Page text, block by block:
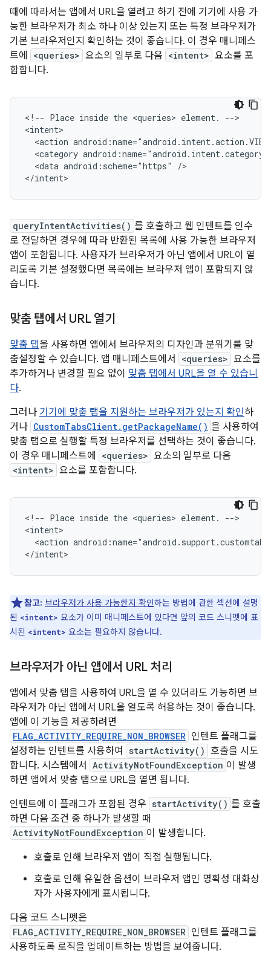
때에 따라서는 앱에서 URL을 열려고 하기 전에 기기에 사용 가
능한 브라우저가 최소 하나 이상 있는지 또는 특정 브라우저가
기본 브라우저인지 확인하는 것이 좋습니다. 이 경우 매니페스
트에
<queries> 요소의 일부로 다음 <intent> 요소를 포
함합니다.
<!-- Place inside the <queries> element.
-->
<action
<category
<data android:scheme="https"
/>
</intent>
queryIntentActivities() 를 호출하고 웹 인텐트를 인수
로 전달하면 경우에 따라 반환된 목록에 사용 가능한 브라우저
앱이 포함됩니다. 사용자가 브라우저가 아닌 앱에서 URL이 열
리도록 기본 설정했다면 목록에는 브라우저 앱이 포함되지 않
습니다.
맞춤 탭에서 URL 열기
맞춤 탭을 사용하면 앱에서 브라우저의 디자인과 분위기를 맞
춤설정할 수 있습니다. 앱 매니페스트에서
<queries> 요소를
추가하거나 변경할 필요 없이 맞춤 탭에서 URL을 열 수 있습니
다.
그러나 기기에 맞춤 탭을 지원하는 브라우저가 있는지 확인하
거나 CustomTabsClient.getPackageName() 을 사용하여
맞춤 탭으로 실행할 특정 브라우저를 선택하는 것이 좋습니다.
이 경우 매니페스트에
<queries> 요소의 일부로 다음
<intent> 요소를 포함합니다.
<!-- Place inside the <queries> element.
-->
<action
</intent>
참고: 브라우저가 사용 가능한지 확인하는 방법에 관한 섹션에 설명
된 <intent> 요소가 이미 매니페스트에 있다면 앞의 코드 스니펫에 표
시된 <intent> 요소는 필요하지 않습니다.
브라우저가 아닌 앱에서 URL 처리
앱에서 맞춤 탭을 사용하여 URL을 열 수 있더라도 가능하면 브
라우저가 아닌 앱에서 URL을 열도록 허용하는 것이 좋습니다.
앱에 이 기능을 제공하려면
FLAG_ACTIVITY_REQUIRE_NON_BROWSER 인텐트 플래그를
설정하는 인텐트를 사용하여
startActivity()
호출을 시도
합니다. 시스템에서
ActivityNotFoundException 이 발생
하면 앱에서 맞춤 탭으로 URL을 열면 됩니다.
인텐트에 이 플래그가 포함된 경우 startActivity() 를 호출
하면 다음 조건 중 하나가 발생할 때
ActivityNotFoundException 이 발생합니다.
호출로 인해 브라우저 앱이 직접 실행됩니다.
호출로 인해 유일한 옵션이 브라우저 앱인 명확성 대화상
자가 사용자에게 표시됩니다.
다음 코드 스니펫은
FLAG_ACTIVITY_REQUIRE_NON_BROWSER 인텐트 플래그를
사용하도록 로직을 업데이트하는 방법을 보여줍니다.